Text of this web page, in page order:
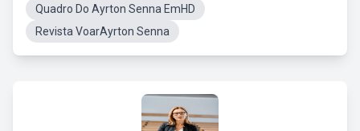
Quadro Do Ayrton Senna EmHD
Revista VoarAyrton Senna